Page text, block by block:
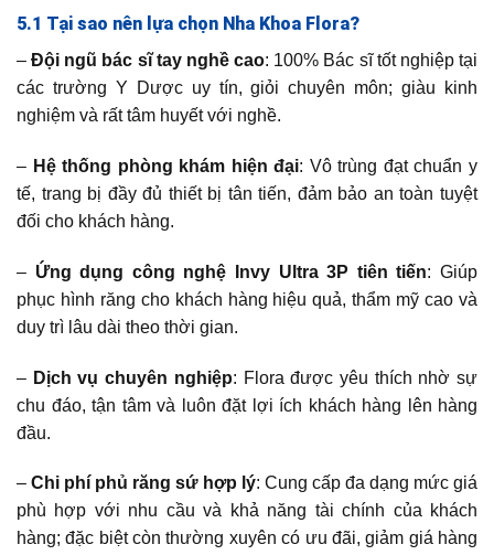
5.1 Tại sao nên lựa chọn Nha Khoa Flora?
–Đội ngũ bác sĩ tay nghề cao: 100% Bác sĩ tốt nghiệp tại
các trường Y Dược uy tín, giỏi chuyên môn; giàu kinh
nghiệm và rất tâm huyết với nghề.
– Hệ thống phòng khám hiện đại: Vô trùng đạt chuẩn y
tế, trang bị đầy đủ thiết bị tân tiến, đảm bảo an toàn tuyệt
đối cho khách hàng.
– Ứng dụng công nghệ Invy Ultra 3P tiên tiến: Giúp
phục hình răng cho khách hàng hiệu quả, thẩm mỹ cao và
duy trì lâu dài theo thời gian.
– Dịch vụ chuyên nghiệp: Flora được yêu thích nhờ sự
chu đáo, tận tâm và luôn đặt lợi ích khách hàng lên hàng
đầu.
– Chi phí phủ răng sứ hợp lý: Cung cấp đa dạng mức giá
phù hợp với nhu cầu và khả năng tài chính của khách
hàng; đặc biệt còn thường xuyên có ưu đãi, giảm giá hàng